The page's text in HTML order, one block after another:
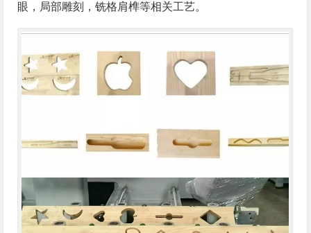
眼，局部雕刻，铣格肩榫等相关工艺。